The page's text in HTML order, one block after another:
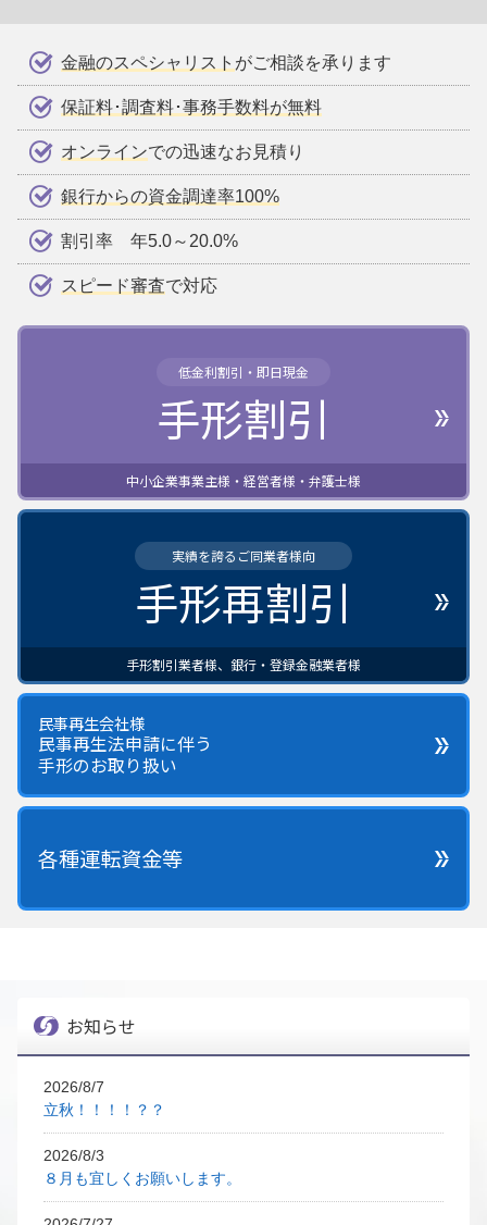
金融のスペシャリスト がご相談を承ります
保証料･調査料･事務手数料が無料
オンラインでの迅速なお見積り
銀行からの資金調達率100%
割引率 年5.0～20.0%
スピード審査で対応
低金利割引・即日現金
手形割引
中小企業事業主様・経営者様・弁護士様
実績を誇るご同業者様向
手形再割引
手形割引業者様、銀行・登録金融業者様
民事再生会社様
民事再生法申請に伴う
手形のお取り扱い
各種運転資金等
お知らせ
2026/8/7
立秋！！！！？？
2026/8/3
８月も宜しくお願いします。